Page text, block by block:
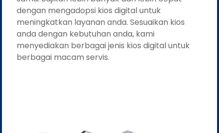
dengan mengadopsi kios digital untuk
meningkatkan layanan anda. Sesuaikan kios
anda dengan kebutuhan anda, kami
menyediakan berbagai jenis kios digital untuk
berbagai macam servis.